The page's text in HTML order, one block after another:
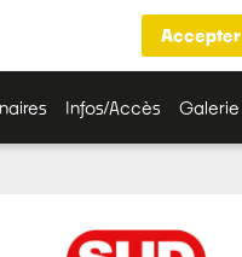
Infos/Accès Galerie
Accepter